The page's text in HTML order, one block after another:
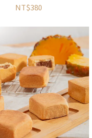
NT$380